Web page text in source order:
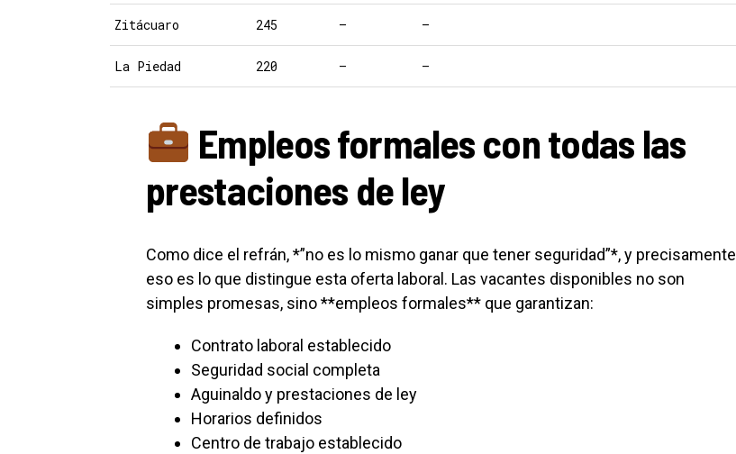
Zitácuaro 245 — —
La Piedad 220 — —
Empleos formales con todas las
prestaciones de ley
Como dice el refrán, *”no es lo mismo ganar que tener seguridad”*, y precisamente
eso es lo que distingue esta oferta laboral. Las vacantes disponibles no son
simples promesas, sino **empleos formales** que garantizan:
Contrato laboral establecido
Seguridad social completa
Aguinaldo y prestaciones de ley
Horarios definidos
Centro de trabajo establecido